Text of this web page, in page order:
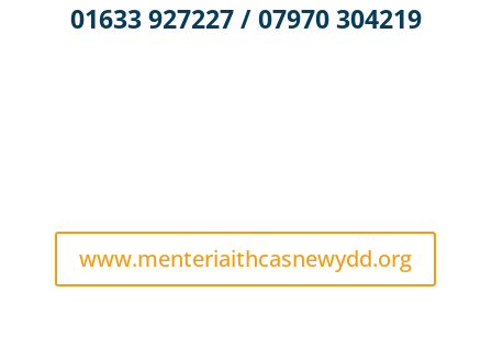
01633 927227 / 07970 304219
www.menteriaithcasnewydd.org